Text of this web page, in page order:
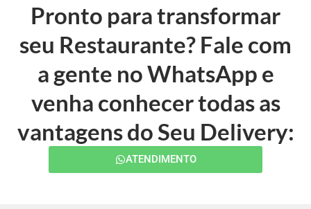
Pronto para transformar
seu Restaurante? Fale com
a gente no WhatsApp e
venha conhecer todas as
vantagens do Seu Delivery:
ATENDIMENTO